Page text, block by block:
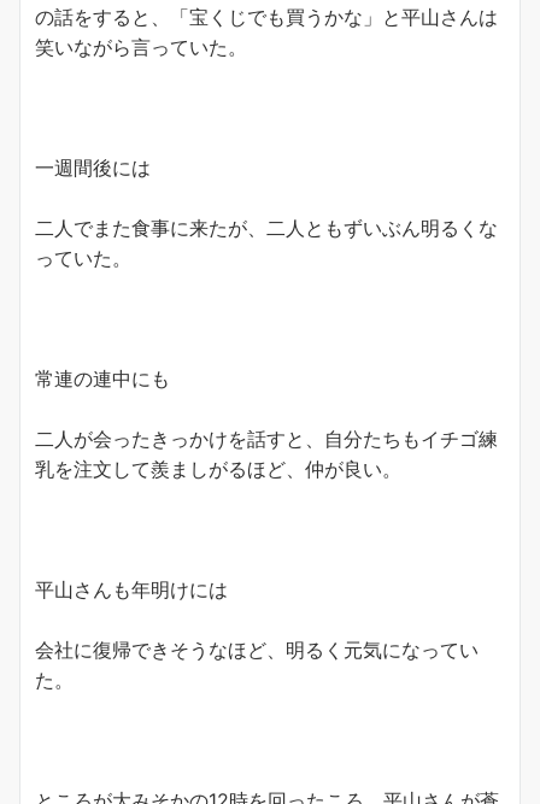
の話をすると、「宝くじでも買うかな」と平山さんは
笑いながら言っていた。
一週間後には
二人でまた食事に来たが、二人ともずいぶん明るくな
っていた。
常連の連中にも
二人が会ったきっかけを話すと、自分たちもイチゴ練
乳を注文して羨ましがるほど、仲が良い。
平山さんも年明けには
会社に復帰できそうなほど、明るく元気になってい
た。